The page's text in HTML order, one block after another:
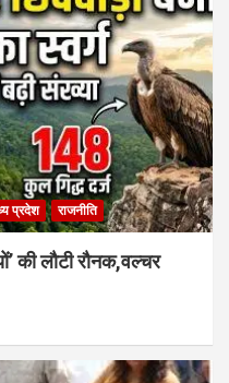
प्रदेश राजनीति
की लौटी रौनक,वल्चर